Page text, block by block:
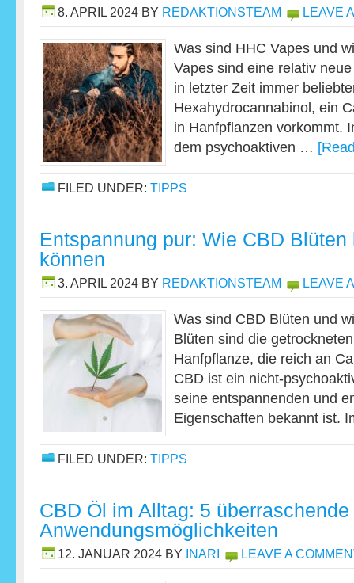
8. APRIL 2024 BY REDAKTIONSTEAM LEAVE
Was sind HHC Vapes und
Vapes sind eine relativ
in letzter Zeit immer
Hexahydrocannabinol, ein
in Hanfpflanzen vorkommt.
dem psychoaktiven …
FILED UNDER: TIPPS
Entspannung pur: Wie CBD
können
3. APRIL 2024 BY REDAKTIONSTEAM LEAVE
Was sind CBD Blüten und
Blüten sind die
Hanfpflanze, die reich an
CBD ist ein nicht-
seine entspannenden und
Eigenschaften bekannt ist.
FILED UNDER: TIPPS
CBD Öl im Alltag: 5 überraschende
Anwendungsmöglichkeiten
12. JANUAR 2024 BY INARI LEAVE A